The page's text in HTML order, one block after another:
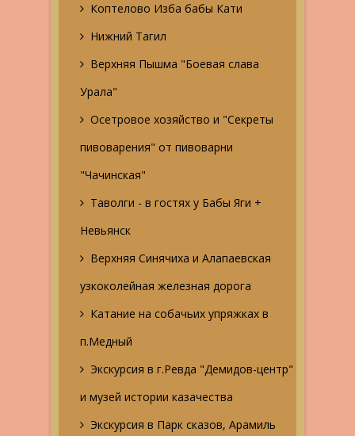
Коптелово Изба бабы Кати
Нижний Тагил
Верхняя Пышма "Боевая слава
Урала"
Осетровое хозяйство и "Секреты
пивоварения" от пивоварни
"Чачинская"
Таволги - в гостях у Бабы Яги +
Невьянск
Верхняя Синячиха и Алапаевская
узкоколейная железная дорога
Катание на собачьих упряжках в
п.Медный
Экскурсия в г.Ревда "Демидов-центр"
и музей истории казачества
Экскурсия в Парк сказов, Арамиль